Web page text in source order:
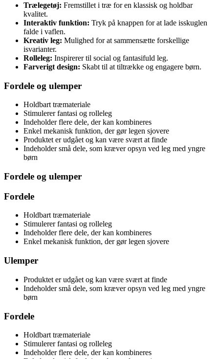
Trælegetøj: Fremstillet i træ for en klassisk og holdbar
kvalitet.
Interaktiv funktion: Tryk på knappen for at lade isskuglen
falde i vaflen.
Kreativ leg: Mulighed for at sammensætte forskellige
isvarianter.
Rolleleg: Inspirerer til social og fantasifuld leg.
Farverigt design: Skabt til at tiltrække og engagere børn.
Fordele og ulemper
Holdbart træmateriale
Stimulerer fantasi og rolleleg
Indeholder flere dele, der kan kombineres
Enkel mekanisk funktion, der gør legen sjovere
Produktet er udgået og kan være svært at finde
Indeholder små dele, som kræver opsyn ved leg med yngre
børn
Fordele og ulemper
Fordele
Holdbart træmateriale
Stimulerer fantasi og rolleleg
Indeholder flere dele, der kan kombineres
Enkel mekanisk funktion, der gør legen sjovere
Ulemper
Produktet er udgået og kan være svært at finde
Indeholder små dele, som kræver opsyn ved leg med yngre
børn
Fordele
Holdbart træmateriale
Stimulerer fantasi og rolleleg
Indeholder flere dele, der kan kombineres